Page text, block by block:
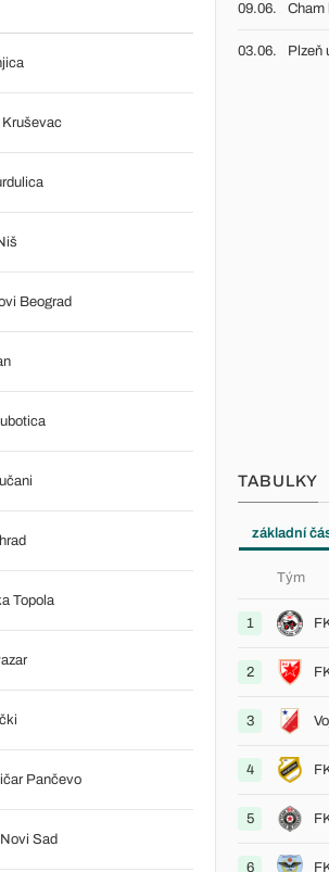
Kruševac
Beograd
Topola
Pančevo
Sad
09.06. Cham
03.06. Plzeň
TABULKY
základní
Tým
1
2
3
4
5
6